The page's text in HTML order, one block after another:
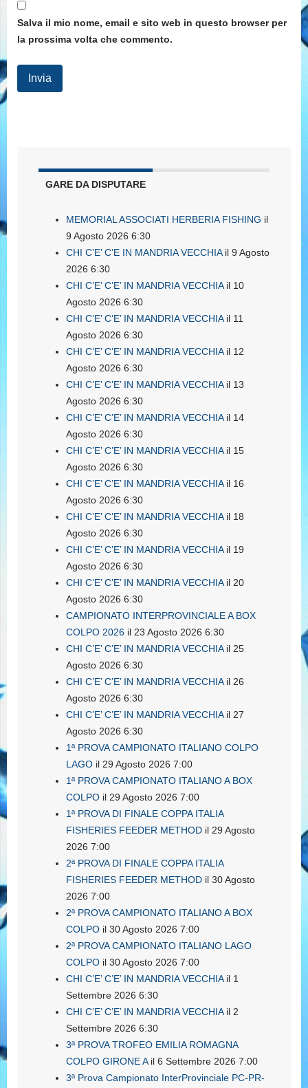
Salva il mio nome, email e sito web in questo browser per
la prossima volta che commento.
GARE DA DISPUTARE
MEMORIAL ASSOCIATI HERBERIA FISHING il
9 Agosto 2026 6:30
CHI C’E’ C’E IN MANDRIA VECCHIAil 9 Agosto
2026 6:30
CHI C’E’ C’E’ IN MANDRIA VECCHIAil 10
Agosto 2026 6:30
CHI C’E’ C’E’ IN MANDRIA VECCHIAil 11
Agosto 2026 6:30
CHI C’E’ C’E’ IN MANDRIA VECCHIAil 12
Agosto 2026 6:30
CHI C’E’ C’E’ IN MANDRIA VECCHIAil 13
Agosto 2026 6:30
CHI C’E’ C’E’ IN MANDRIA VECCHIAil 14
Agosto 2026 6:30
CHI C’E’ C’E’ IN MANDRIA VECCHIAil 15
Agosto 2026 6:30
CHI C’E’ C’E’ IN MANDRIA VECCHIAil 16
Agosto 2026 6:30
CHI C’E’ C’E’ IN MANDRIA VECCHIAil 18
Agosto 2026 6:30
CHI C’E’ C’E’ IN MANDRIA VECCHIAil 19
Agosto 2026 6:30
CHI C’E’ C’E’ IN MANDRIA VECCHIAil 20
Agosto 2026 6:30
CAMPIONATO INTERPROVINCIALE A BOX
COLPO 2026 il 23 Agosto 2026 6:30
CHI C’E’ C’E’ IN MANDRIA VECCHIAil 25
Agosto 2026 6:30
CHI C’E’ C’E’ IN MANDRIA VECCHIAil 26
Agosto 2026 6:30
CHI C’E’ C’E’ IN MANDRIA VECCHIAil 27
Agosto 2026 6:30
1ª PROVA CAMPIONATO ITALIANO COLPO
LAGO il 29 Agosto 2026 7:00
1ª PROVA CAMPIONATO ITALIANO A BOX
COLPO il 29 Agosto 2026 7:00
1ª PROVA DI FINALE COPPA ITALIA
FISHERIES FEEDER METHOD il 29 Agosto
2026 7:00
2ª PROVA DI FINALE COPPA ITALIA
FISHERIES FEEDER METHOD il 30 Agosto
2026 7:00
2ª PROVA CAMPIONATO ITALIANO A BOX
COLPO il 30 Agosto 2026 7:00
2ª PROVA CAMPIONATO ITALIANO LAGO
COLPO il 30 Agosto 2026 7:00
CHI C’E’ C’E’ IN MANDRIA VECCHIAil 1
Settembre 2026 6:30
CHI C’E’ C’E’ IN MANDRIA VECCHIAil 2
Settembre 2026 6:30
3ª PROVA TROFEO EMILIA ROMAGNA
COLPO GIRONE Ail 6 Settembre 2026 7:00
3ª Prova Campionato InterProvinciale PC-PR-